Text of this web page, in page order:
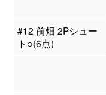
#12 前畑 2Pシュー
ト○(6点)